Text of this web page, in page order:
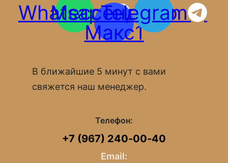
Whatsapp
Мессенджер
Макс1
Telegram
В ближайшие 5 минут с вами
свяжется наш менеджер.
Телефон:
+7 (967) 240‑00‑40
Email: